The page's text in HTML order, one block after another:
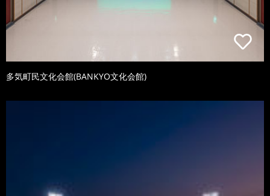
多気町民文化会館(BANKYO文化会館)